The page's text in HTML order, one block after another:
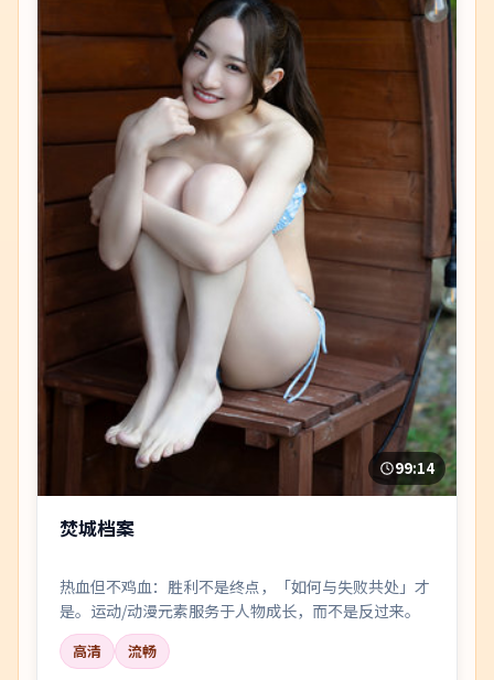
99:14
焚城档案
热血但不鸡血：胜利不是终点，「如何与失败共处」才
是。运动/动漫元素服务于人物成长，而不是反过来。
高清
流畅